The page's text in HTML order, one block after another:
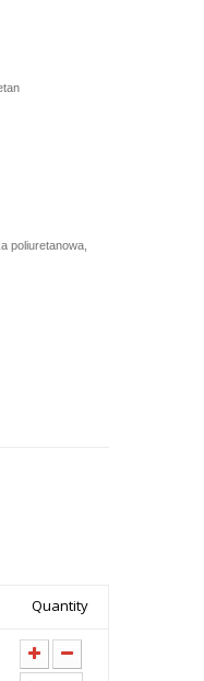
poliuretanowa,
Quantity